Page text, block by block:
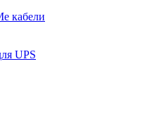
кабели
UPS